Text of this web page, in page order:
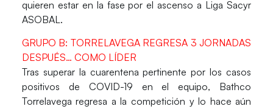
quieren estar en la fase por el ascenso a Liga Sacyr
ASOBAL.
GRUPO B: TORRELAVEGA REGRESA 3 JORNADAS
DESPUÉS… COMO LÍDER
Tras superar la cuarentena pertinente por los casos
positivos de COVID-19 en el equipo, Bathco
Torrelavegaregresa a la competición y lo hace aún